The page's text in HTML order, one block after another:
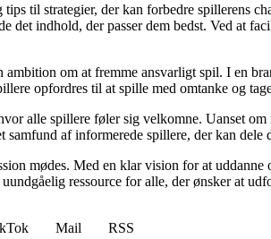
til strategier, der kan forbedre spillerens
indhold, der passer dem bedst. Ved at
om at fremme ansvarligt spil. I en
opfordres til at spille med omtanke og
alle spillere føler sig velkomne. Uanset
af informerede spillere, der kan dele
mødes. Med en klar vision for at
ressource for alle, der ønsker at
Mail
RSS